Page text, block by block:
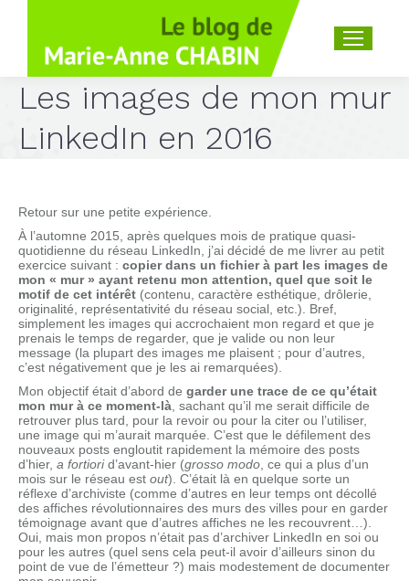
Recherche
Les images de mon mur
LinkedIn en 2016
Retour sur une petite expérience.
À l’automne 2015, après quelques mois de pratique quasi-
quotidienne du réseau LinkedIn, j’ai décidé de me livrer au petit
exercice suivant : copier dans un fichier à part les images de
mon « mur » ayant retenu mon attention, quel que soit le
motif de cet intérêt (contenu, caractère esthétique, drôlerie,
originalité, représentativité du réseau social, etc.). Bref,
simplement les images qui accrochaient mon regard et que je
prenais le temps de regarder, que je valide ou non leur
message (la plupart des images me plaisent ; pour d’autres,
c’est négativement que je les ai remarquées).
Mon objectif était d’abord de garder une trace de ce qu’était
mon mur à ce moment-là , sachant qu’il me serait difficile de
retrouver plus tard, pour la revoir ou pour la citer ou l’utiliser,
une image qui m’aurait marquée. C’est que le défilement des
nouveaux posts engloutit rapidement la mémoire des posts
d’hier, a fortiorid’avant-hier (grosso modo , ce qui a plus d’un
mois sur le réseau est out). C’était là en quelque sorte un
réflexe d’archiviste (comme d’autres en leur temps ont décollé
des affiches révolutionnaires des murs des villes pour en garder
témoignage avant que d’autres affiches ne les recouvrent…).
Oui, mais mon propos n’était pas d’archiver LinkedIn en soi ou
pour les autres (quel sens cela peut-il avoir d’ailleurs sinon du
point de vue de l’émetteur ?) mais modestement de documenter